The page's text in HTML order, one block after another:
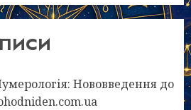
Нововведення до